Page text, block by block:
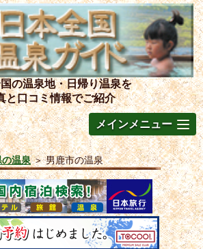
の温泉地・日帰り温泉を
と口コミ情報でご紹介
メインメニュー
温泉＞男鹿市の温泉